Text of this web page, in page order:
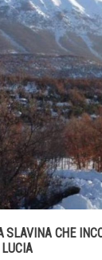
SLAVINA CHE